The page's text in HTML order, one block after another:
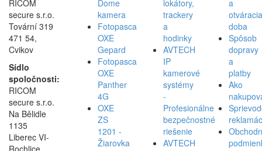
RICOM
secure s.r.o.
Tovární 319
471 54,
Cvikov
Sídlo
spoločnosti:
RICOM
secure s.r.o.
Na Bělidle
1135
Liberec VI-
Dome
kamera
Fotopasca
OXE
Gepard
Fotopasca
OXE
Panther
4G
OXE
ZS
1201 -
Žiarovka
lokátory,
trackery
a
hodinky
AVTECH
IP
kamerové
systémy
-
Profesionálne
bezpečnostné
riešenie
AVTECH
a
otváracia
doba
Spôsob
dopravy
a
platby
Ako